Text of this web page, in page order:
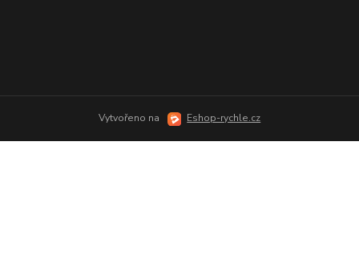
Vytvořeno na Eshop-rychle.cz